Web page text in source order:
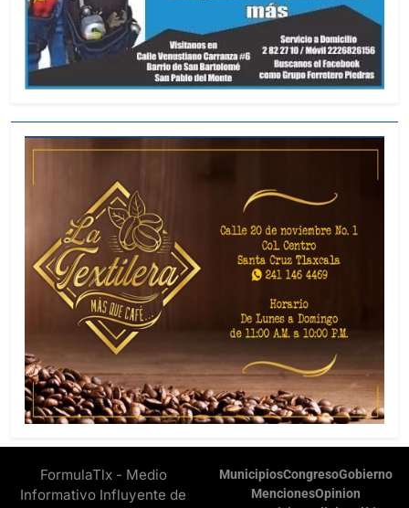
FormulaTlx - Medio
Informativo Influyente de
MunicipiosCongresoGobierno
MencionesOpinion